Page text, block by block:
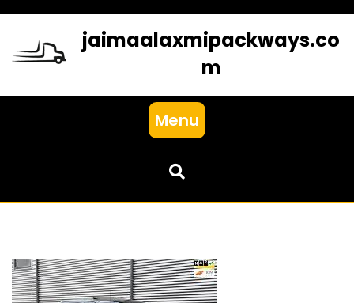
content
jaimaalaxmipackways.co
m
Menu